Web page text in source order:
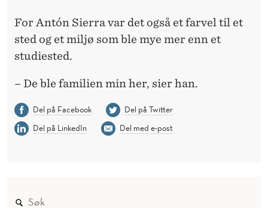
For Antón Sierra var det også et farvel til et
sted og et miljø som ble mye mer enn et
studiested.
– De ble familien min her, sier han.
Del på Facebook
Del på Twitter
Del på LinkedIn
Del med e-post